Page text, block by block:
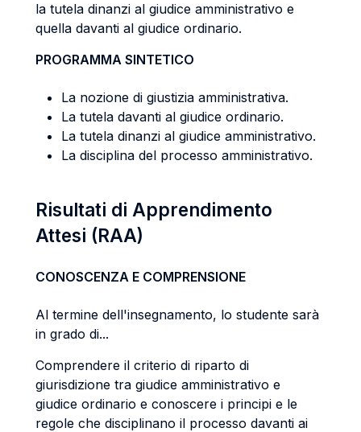
la tutela dinanzi al giudice amministrativo e
quella davanti al giudice ordinario.
PROGRAMMA SINTETICO
La nozione di giustizia amministrativa.
La tutela davanti al giudice ordinario.
La tutela dinanzi al giudice amministrativo.
La disciplina del processo amministrativo.
Risultati di Apprendimento
Attesi (RAA)
CONOSCENZA E COMPRENSIONE
Al termine dell'insegnamento, lo studente sarà
in grado di...
Comprendere il criterio di riparto di
giurisdizione tra giudice amministrativo e
giudice ordinario e conoscere i principi e le
regole che disciplinano il processo davanti ai